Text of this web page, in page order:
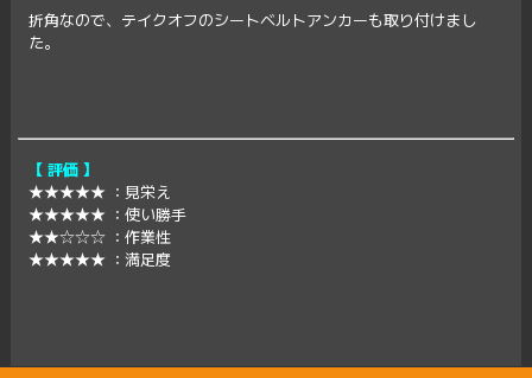
折角なので、テイクオフのシートベルトアンカーも取り付けまし
た。
【 評価 】
★★★★★ ：見栄え
★★★★★ ：使い勝手
★★☆☆☆ ：作業性
★★★★★ ：満足度